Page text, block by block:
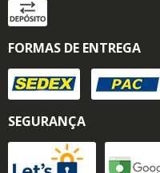
FORMAS DE ENTREGA
SEGURANÇA